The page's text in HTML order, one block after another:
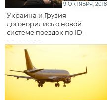
9 ОКТЯБРЯ, 2018
Украина и Грузия
договорились о новой
системе поездок по ID-
паспортам